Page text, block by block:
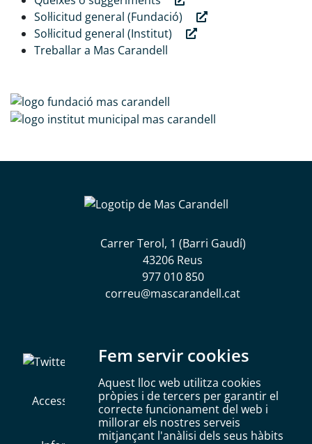
Fem servir cookies
Aquest lloc web utilitza cookies
pròpies i de tercers per garantir el
correcte funcionament del web i
millorar els nostres serveis
mitjançant l'anàlisi dels seus hàbits
Sol·licitud general (Fundació)
Sol·licitud general (Institut)
Treballar a Mas Carandell
Carrer Terol, 1 (Barri Gaudí)
43206 Reus
977 010 850
correu@mascarandell.cat
Accessibilitat Mapa web
Política de Cookies
Avís legal
Política de privacitat